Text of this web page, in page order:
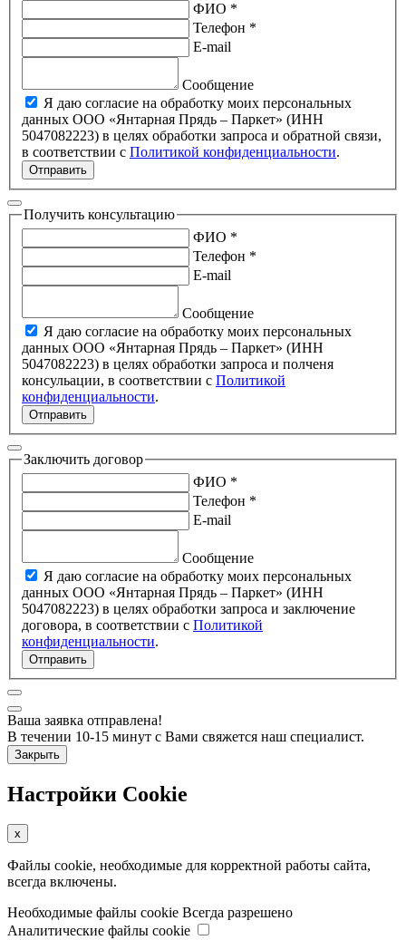
ФИО *
Телефон *
E-mail
Сообщение
Я даю согласие на обработку моих персональных
данных ООО «Янтарная Прядь – Паркет» (ИНН
5047082223) в целях обработки запроса и обратной связи,
в соответствии с Политикой конфиденциальности.
Отправить
Получить консультацию
ФИО *
Телефон *
E-mail
Сообщение
Я даю согласие на обработку моих персональных
данных ООО «Янтарная Прядь – Паркет» (ИНН
5047082223) в целях обработки запроса и полченя
консульации, в соответствии с Политикой
конфиденциальности.
Отправить
Заключить договор
ФИО *
Телефон *
E-mail
Сообщение
Я даю согласие на обработку моих персональных
данных ООО «Янтарная Прядь – Паркет» (ИНН
5047082223) в целях обработки запроса и заключение
договора, в соответствии с Политикой
конфиденциальности.
Отправить
Ваша заявка отправлена!
В течении 10-15 минут с Вами свяжется наш специалист.
Закрыть
Настройки Cookie
x
Файлы cookie, необходимые для корректной работы сайта,
всегда включены.
Необходимые файлы cookie Всегда разрешено
Аналитические файлы cookie